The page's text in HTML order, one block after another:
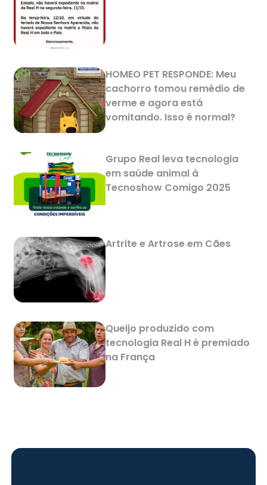
HOMEO PET RESPONDE: Meu
cachorro tomou remédio de
verme e agora está
vomitando. Isso é normal?
Grupo Real leva tecnologia
em saúde animal à
Tecnoshow Comigo 2025
Artrite e Artrose em Cães
Queijo produzido com
tecnologia Real H é premiado
na França